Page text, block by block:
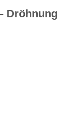
Auf die
Wunschliste
Dröhnung